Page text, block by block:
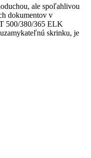
ale spoľahlivou
dokumentov v
500/380/365 ELK
skrinku, je